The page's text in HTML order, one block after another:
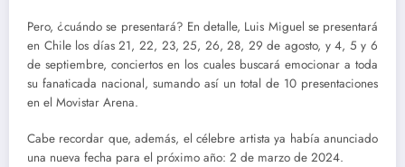
Pero, ¿cuándo se presentará? En detalle, Luis Miguel se presentará
en Chile los días 21, 22, 23, 25, 26, 28, 29 de agosto, y 4, 5 y 6
de septiembre, conciertos en los cuales buscará emocionar a toda
su fanaticada nacional, sumando así un total de 10 presentaciones
en el Movistar Arena.
Cabe recordar que, además, el célebre artista ya había anunciado
una nueva fecha para el próximo año: 2 de marzo de 2024.